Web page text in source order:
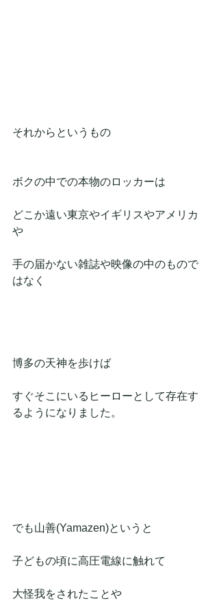
それからというもの
ボクの中での本物のロッカーは
どこか遠い東京やイギリスやアメリカ
や
手の届かない雑誌や映像の中のもので
はなく
博多の天神を歩けば
すぐそこにいるヒーローとして存在す
るようになりました。
でも山善(Yamazen)というと
子どもの頃に高圧電線に触れて
大怪我をされたことや